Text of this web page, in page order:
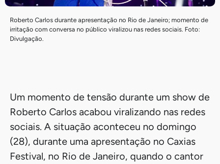
Roberto Carlos durante apresentação no Rio de Janeiro; momento de
irritação com conversa no público viralizou nas redes sociais. Foto:
Divulgação.
Um momento de tensão durante um show de
Roberto Carlos acabou viralizando nas redes
sociais. A situação aconteceu no domingo
(28), durante uma apresentação no Caxias
Festival, no Rio de Janeiro, quando o cantor